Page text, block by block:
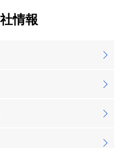
情報